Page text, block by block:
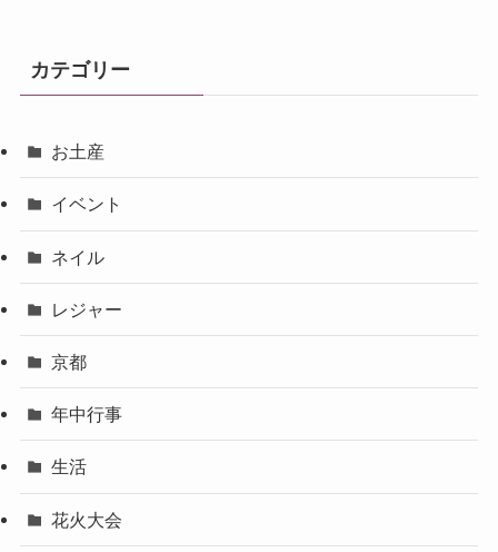
カテゴリー
お土産
イベント
ネイル
レジャー
京都
年中行事
生活
花火大会